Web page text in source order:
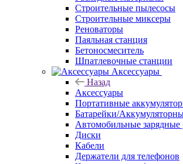
Строительные пылесосы
Строительные миксеры
Реноваторы
Паяльная станция
Бетоносмеситель
Шпатлевочные станции
Аксессуары
Назад
Аксессуары
Портативные
Батарейки/
Автомобильные
Диски
Кабели
Держатели для телефонов